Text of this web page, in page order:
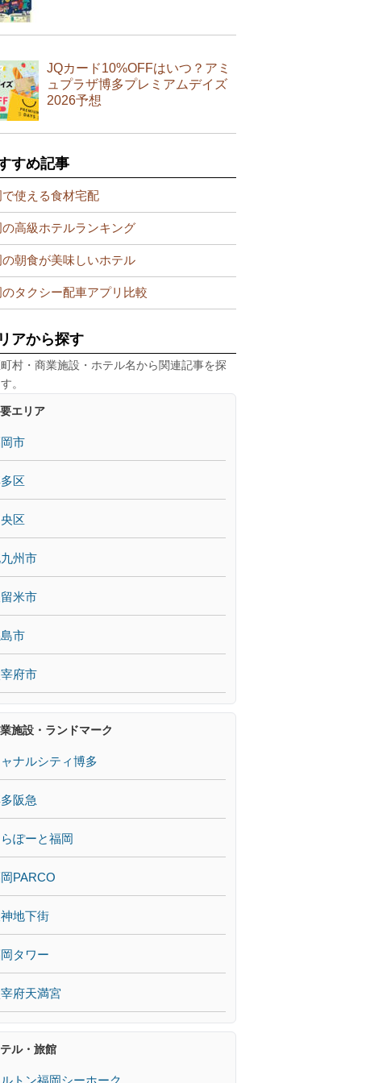
JQカード10%OFFはいつ？アミ
ュプラザ博多プレミアムデイズ
2026予想
すめ記事
使える食材宅配
高級ホテルランキング
朝食が美味しいホテル
タクシー配車アプリ比較
アから探す
村・商業施設・ホテル名から関連記事を探
。
エリア
市
区
区
州市
米市
市
府市
施設・ランドマーク
ナルシティ博多
阪急
ぽーと福岡
PARCO
地下街
タワー
府天満宮
ル・旅館
ルトン福岡シーホーク